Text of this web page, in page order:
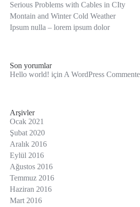
Serious Problems with Cables in CIty
Montain and Winter Cold Weather
Ipsum nulla – lorem ipsum dolor
Son yorumlar
Hello world! için A WordPress
Arşivler
Ocak 2021
Şubat 2020
Aralık 2016
Eylül 2016
Ağustos 2016
Temmuz 2016
Haziran 2016
Mart 2016